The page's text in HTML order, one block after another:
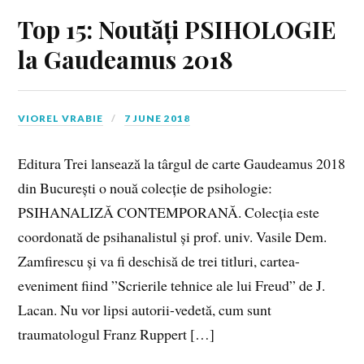
Top 15: Noutăți PSIHOLOGIE
la Gaudeamus 2018
VIOREL VRABIE 7 JUNE 2018
Editura Trei lansează la târgul de carte Gaudeamus 2018
din București o nouă colecție de psihologie:
PSIHANALIZĂ CONTEMPORANĂ. Colecția este
coordonată de psihanalistul și prof. univ. Vasile Dem.
Zamfirescu și va fi deschisă de trei titluri, cartea-
eveniment fiind ”Scrierile tehnice ale lui Freud” de J.
Lacan. Nu vor lipsi autorii-vedetă, cum sunt
traumatologul Franz Ruppert […]